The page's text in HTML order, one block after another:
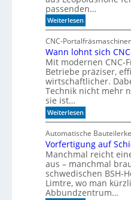
I
R
-
S
e
n
s
o
r
n
r
k
e
z
u
m
B
ü
c
h
e
r
e
g
a
l
passenden…
Weiterlesen:
I
m
T
a
k
t
d
e
r
e
r
i
e
CNC-
Wann lohnt sich
Mit modernen CNC-
Betriebe präziser,
wirtschaftlicher.
Technik nicht mehr
sie ist…
Weiterlesen:
W
n
n
l
o
h
n
t
s
Automatische
Vorfertigung auf
Manchmal reicht
aus – manchmal
schwedischen BSH-
Limtre, wo man
Abbundzentrum…